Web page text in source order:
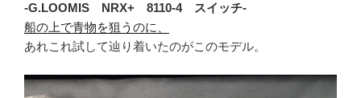
-G.LOOMIS NRX+ 8110-4 スイッチ-
船の上で青物を狙うのに、
あれこれ試して辿り着いたのがこのモデル。